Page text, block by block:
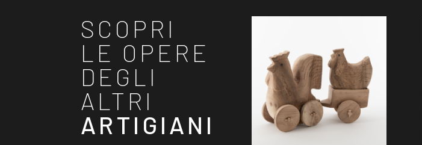
SCOPRI
LE OPERE
DEGLI
ALTRI
ARTIGIANI